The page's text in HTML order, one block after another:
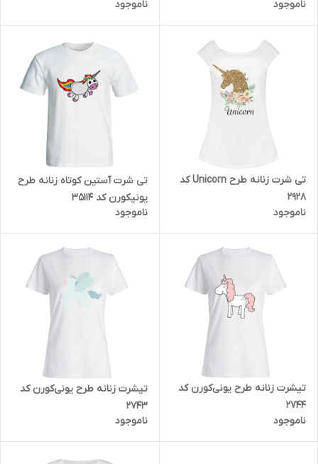
ناموجود
ناموجود
تی شرت زنانه طرح Unicorn کد
2928
ناموجود
تی شرت آستین کوتاه زنانه طرح
یونیکورن کد 35114
ناموجود
تیشرت زنانه طرح یونی‌کورن کد
2744
ناموجود
تیشرت زنانه طرح یونی‌کورن کد
2743
ناموجود